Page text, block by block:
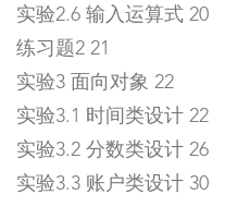
实验2.6 输入运算式 20
练习题2 21
实验3 面向对象 22
实验3.1 时间类设计 22
实验3.2 分数类设计 26
实验3.3 账户类设计 30